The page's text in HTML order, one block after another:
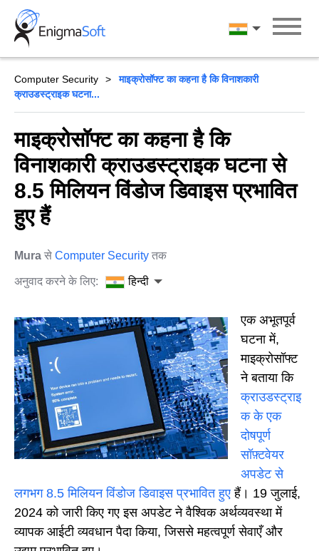
Skip
content
हिन्दी
Computer Security
माइक्रोसॉफ्ट का कहना है कि विनाशकारी
क्राउडस्ट्राइक घटना...
माइक्रोसॉफ्ट का कहना है कि
विनाशकारी क्राउडस्ट्राइक घटना से
8.5 मिलियन विंडोज डिवाइस प्रभावित
हुए हैं
Mura से Computer Security तक
अनुवाद करने के लिए: हिन्दी
एक अभूतपूर्व
घटना में,
माइक्रोसॉफ्ट
ने बताया कि
क्राउडस्ट्राइ
क के एक
दोषपूर्ण
सॉफ़्टवेयर
अपडेट से
लगभग 8.5 मिलियन विंडोज डिवाइस प्रभावित हुए हैं। 19 जुलाई,
2024 को जारी किए गए इस अपडेट ने वैश्विक अर्थव्यवस्था में
व्यापक आईटी व्यवधान पैदा किया, जिससे महत्वपूर्ण सेवाएँ और